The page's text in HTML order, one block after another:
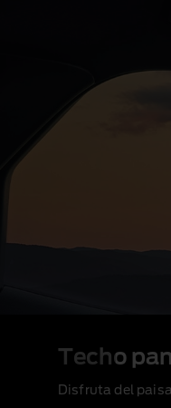
Techo
Disfruta del